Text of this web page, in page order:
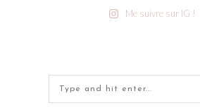
Me suivre sur IG !